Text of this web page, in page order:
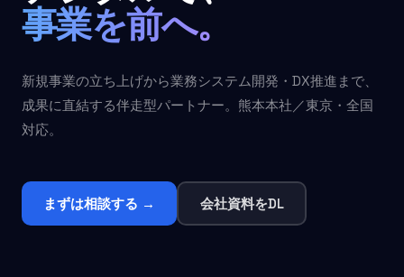
事業を前へ。
新規事業の立ち上げから業務システム開発・DX推進まで、
成果に直結する伴走型パートナー。熊本本社／東京・全国
対応。
まずは相談する → 会社資料をDL